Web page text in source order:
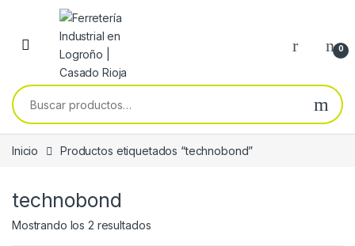
Skip to navigation
Skip to content
0
Buscar por:
Inicio Productos etiquetados “technobond”
technobond
Mostrando los 2 resultadosOrdenado por popularidad